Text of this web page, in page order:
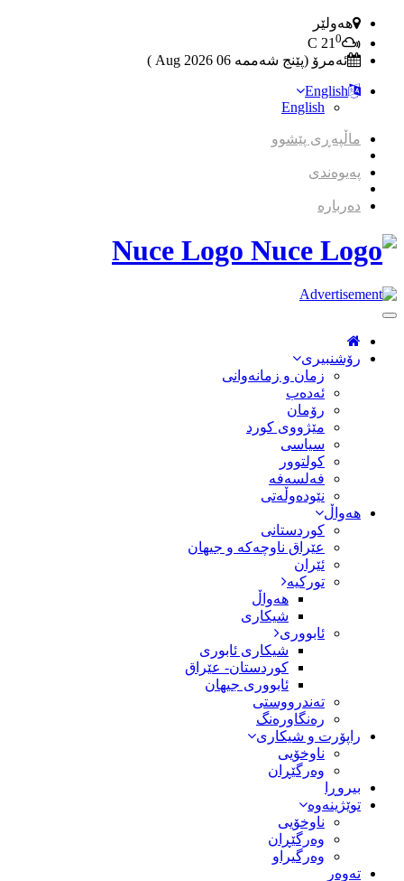
هەولێر
21 0
ئەمرۆ (پێنج شەممە 06 2026 Aug )
English
English
ماڵپەڕی پێشوو
پەیوەندی
دەربارە
Nuce Logo
Toggle
Navigation
رۆشنبیری
زمان و زمانه‌وانی
ئەدەب
رۆمان
مێژووى کورد
سیاسى
کولتوور
فەلسەفە
نێودەوڵەتی
هەواڵ
کوردستانی
عێراق ناوچەکە و جیهان
ئێران
تورکیە
هەواڵ
شیکاری
ئابووری
شیکاری ئابوری
کوردستان- عێراق
ئابووری جیهان
تەندرووستی
رەنگاورەنگ
راپۆرت و شیکاری
ناوخۆیی
وەرگێڕان
بیروڕا
توێژینەوە
ناوخۆیی
وەرگێڕان
وەرگیراو
تەوەر